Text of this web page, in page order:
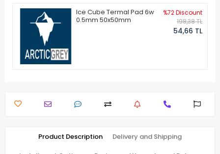
Ice Cube Termal Pad 6w
0.5mm 50x50mm
%72 Discount
198,38 TL
54,66 TL
Product Description Delivery and Shipping